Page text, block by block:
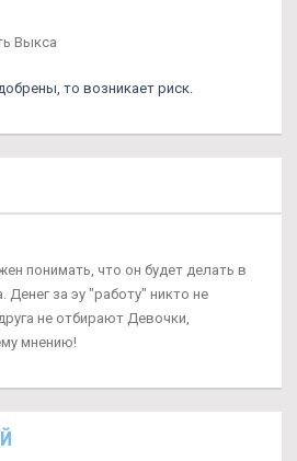
Выкса
то возникает риск.
понимать, что он будет делать в
Денег за эу "работу" никто не
не отбирают Девочки,
мнению!